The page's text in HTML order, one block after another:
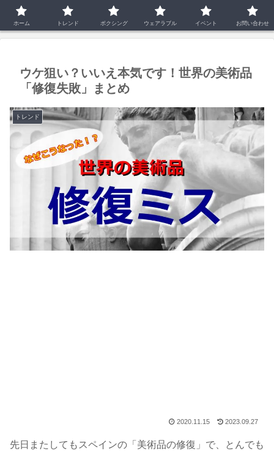
トレンド
ウケ狙い？いいえ本気です！世界の美術品
「修復失敗」まとめ
トレンド
2020.11.15 2023.09.27
先日またしてもスペインの「美術品の修復」で、とんでも
ホーム トレンド ボクシング ウェアラブル イベント お問い合わせ